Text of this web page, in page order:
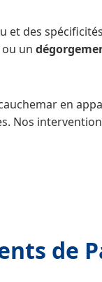
des
un
en
Nos
de